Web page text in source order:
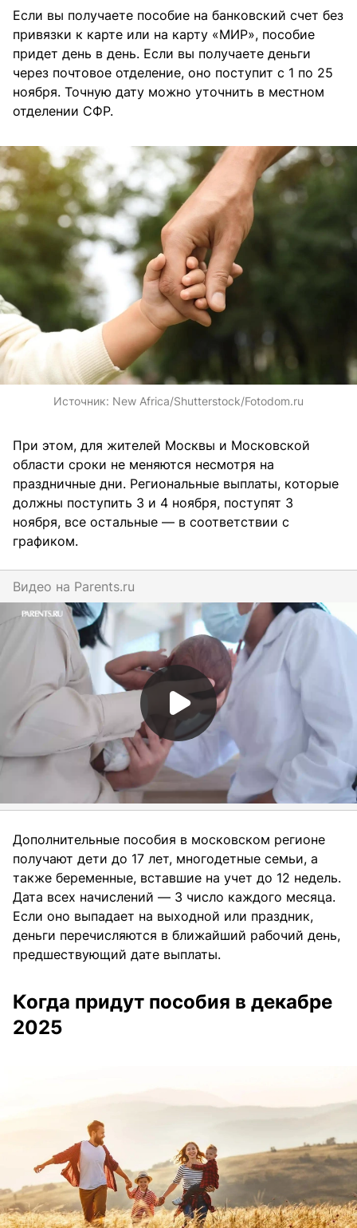
Если вы получаете пособие на банковский счет без
привязки к карте или на карту «МИР», пособие
придет день в день. Если вы получаете деньги
через почтовое отделение, оно поступит с 1 по 25
ноября. Точную дату можно уточнить в местном
отделении СФР.
Источник: New Africa/Shutterstock/Fotodom.ru
При этом, для жителей Москвы и Московской
области сроки не меняются несмотря на
праздничные дни. Региональные выплаты, которые
должны поступить 3 и 4 ноября, поступят 3
ноября, все остальные — в соответствии с
графиком.
Видео на parents.ru
Дополнительные пособия в московском регионе
получают дети до 17 лет, многодетные семьи, а
также беременные, вставшие на учет до 12 недель.
Дата всех начислений — 3 число каждого месяца.
Если оно выпадает на выходной или праздник,
деньги перечисляются в ближайший рабочий день,
предшествующий дате выплаты.
Когда придут пособия в декабре
2025